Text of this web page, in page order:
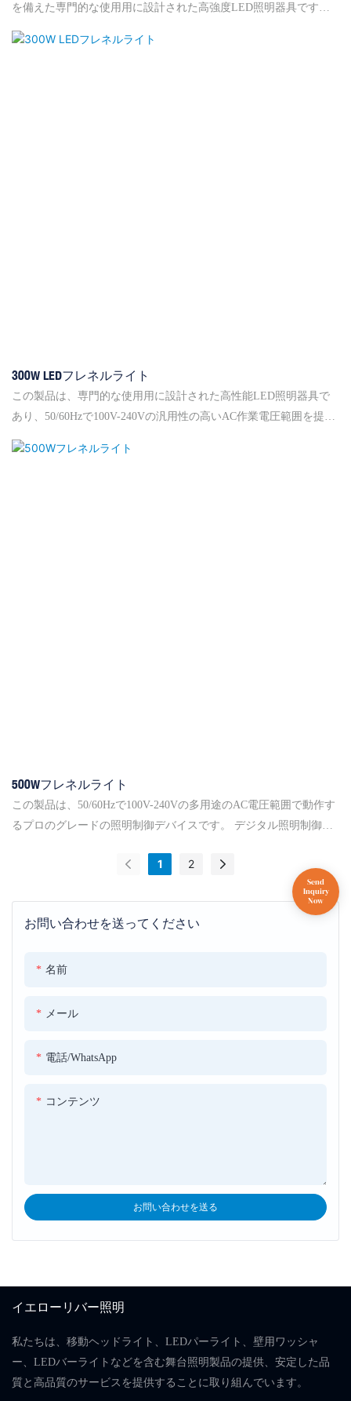
お問い合わせを送ってください
名前
メール
電話/WhatsApp
コンテンツ
お問い合わせを送る
を備えた専門的な使用用に設計された高強度LED照明器具です。
定格総電力は450Wで、高出力照明アプリケーション向けに設計さ
れています。 最大動作温度は摂氏40度未満です。これは、広範囲
300W LEDフレネルライト
この製品は、専門的な使用用に設計された高性能LED照明器具で
あり、50/60Hzで100V-240Vの汎用性の高いAC作業電圧範囲を提供
し、グローバルアプリケーションに適しています。 定格総電力は
550Wで、エネルギー効率を維持しながら強力な照明を提供しま
500Wフレネルライト
この製品は、50/60Hzで100V-240Vの多用途のAC電圧範囲で動作す
るプロのグレードの照明制御デバイスです。 デジタル照明制御の
との互換性を確保します。 傑出した機能は、RDM（リモートデバ
イス管理）機能のサポートです。これにより、2つのUSBインター
フェイスを介した高度な制御と監視が可能になり、ユーザーがプ
ログラムを変更してデバイスをリモートで管理できます。
1 2
イエローリバー照明
私たちは、移動ヘッドライト、LEDパーライト、壁用ワッシャ
ー、LEDバーライトなどを含む舞台照明製品の提供、安定した品
質と高品質のサービスを提供することに取り組んでいます。